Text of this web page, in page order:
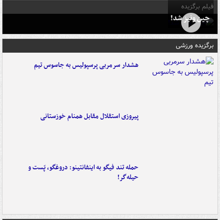
فیلم برگزیده
چین ونیز شد!
برگزیده ورزشی
هشدار سرمربی پرسپولیس به جاسوس تیم
پیروزی استقلال مقابل همنام خوزستانی
حمله تند فیگو به اینفانتینو: دروغگو، پَست‌ و
حیله‌گر!